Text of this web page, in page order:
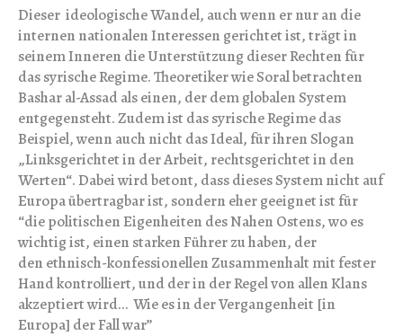
Dieser ideologische Wandel, auch wenn er nur an die
internen nationalen Interessen gerichtet ist, trägt in
seinem Inneren die Unterstützung dieser Rechten für
das syrische Regime. Theoretiker wie Soral betrachten
Bashar al-Assad als einen, der dem globalen System
entgegensteht. Zudem ist das syrische Regime das
Beispiel, wenn auch nicht das Ideal, für ihren Slogan
„Linksgerichtet in der Arbeit, rechtsgerichtet in den
Werten“. Dabei wird betont, dass dieses System nicht auf
Europa übertragbar ist, sondern eher geeignet ist für
“die politischen Eigenheiten des Nahen Ostens, wo es
wichtig ist, einen starken Führer zu haben, der
den ethnisch-konfessionellen Zusammenhalt mit fester
Hand kontrolliert, und der in der Regel von allen Klans
akzeptiert wird… Wie es in der Vergangenheit [in
Europa] der Fall war”